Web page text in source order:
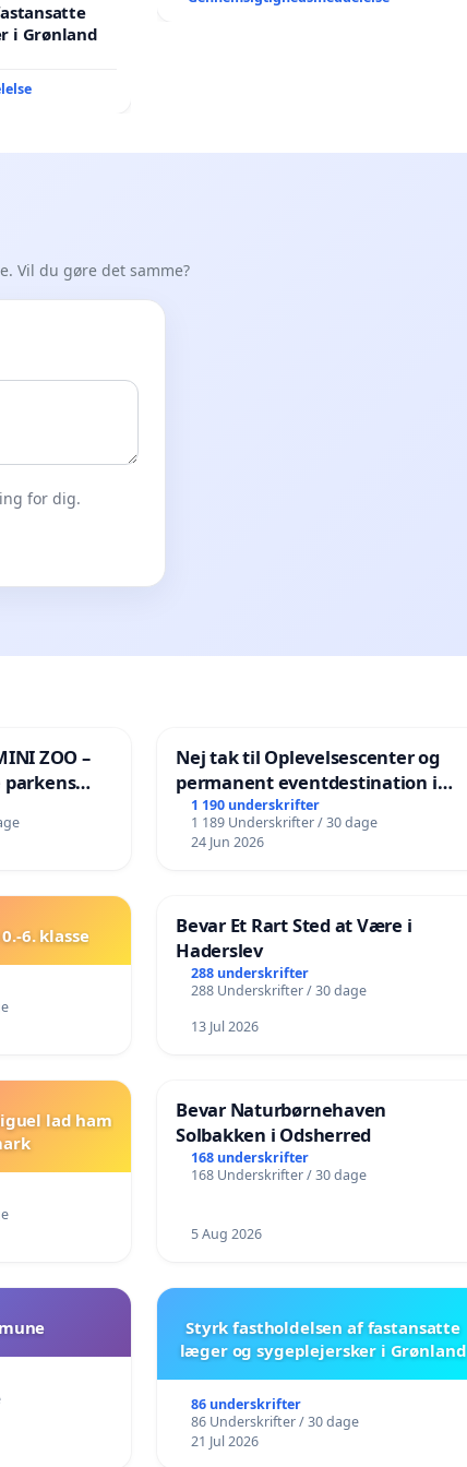
igen med en gyldig e-mail-adresse.
#konvention
i Grønland
Vil du gøre det samme?
for dig.
ZOO –
Nej tak til Oplevelsescenter og
permanent eventdestination i
Vejby - Ja tak til et levende
lokalområde i balance
1 190 underskrifter
1 189 Underskrifter / 30 dage
24 Jun 2026
6. klasse
Bevar Et Rart Sted at Være i
Haderslev
288 underskrifter
288 Underskrifter / 30 dage
13 Jul 2026
lad ham
Bevar Naturbørnehaven
Solbakken i Odsherred
168 underskrifter
168 Underskrifter / 30 dage
5 Aug 2026
Styrk fastholdelsen af fastansatte
læger og sygeplejersker i Grønland
86 underskrifter
86 Underskrifter / 30 dage
21 Jul 2026